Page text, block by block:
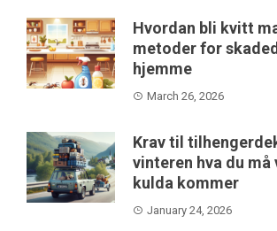
Hvordan bli kvitt
metoder for
hjemme
March 26, 2026
Krav til
vinteren hva du
kulda kommer
January 24, 2026